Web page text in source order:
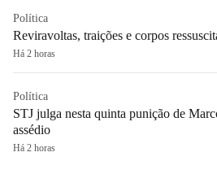
Política
Reviravoltas, traições e corpos
Há 2 horas
Política
STJ julga nesta quinta punição de
assédio
Há 2 horas